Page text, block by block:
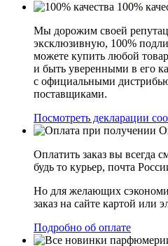
100%
Мы дорожим своей
эксклюзивную, 100%
можете купить любой
и быть уверенными в его
с официальными
поставщиками.
Посмотреть декларации
Оплатить заказ вы всегда
будь то курьер, почта
Но для желающих
заказ на сайте картой или
Подробно об оплате